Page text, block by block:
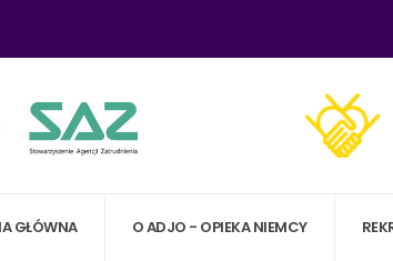
GŁÓWNA O ADJO - OPIEKA NIEMCY